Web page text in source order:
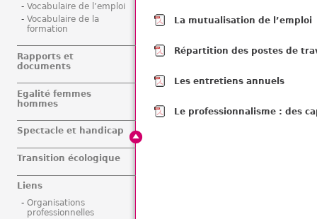
La mutualisation de l’emploi
Répartition des postes de
Les entretiens annuels
Le professionnalisme : des
Vocabulaire de l’emploi
Vocabulaire de la
formation
Rapports et
documents
Egalité femmes
hommes
Spectacle et handicap
Transition écologique
Liens
Organisations
professionnelles